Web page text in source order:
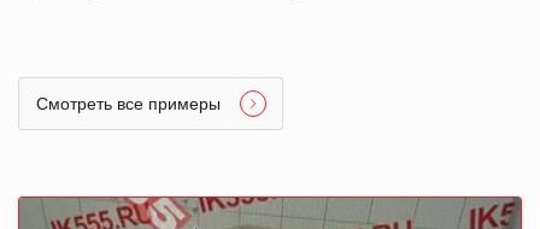
Смотреть все примеры